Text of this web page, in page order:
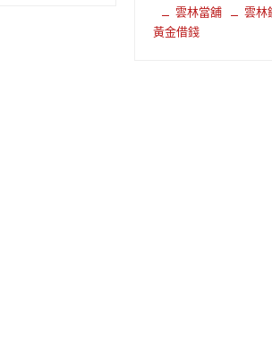
雲林當舖
雲林
黃金借錢